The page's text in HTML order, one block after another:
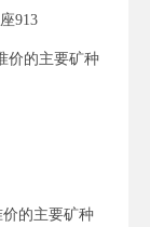
913
价的主要矿种
的主要矿种